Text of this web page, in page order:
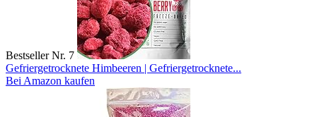
Bestseller Nr. 7
Gefriergetrocknete Himbeeren | Gefriergetrocknete...
Bei Amazon kaufen